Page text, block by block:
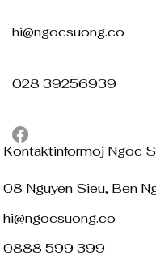
Kontaktinformoj Ngoc
08 Nguyen Sieu, Ben
hi@ngocsuong.co
0888 599 399
hi@ngocsuong.co
028 39256939